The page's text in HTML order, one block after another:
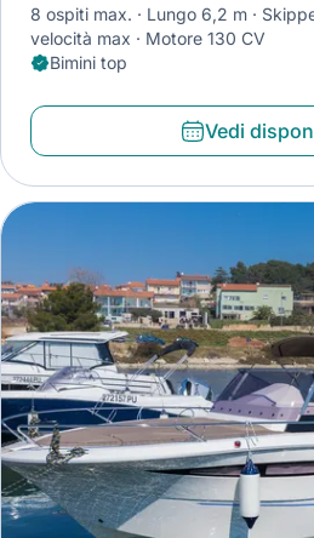
8 ospiti max. Lungo 6,2 m
velocità max
Motore 130 CV
Bimini top
Vedi